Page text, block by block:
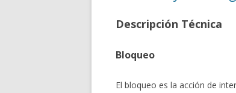
Descripción Técnica
Bloqueo
El bloqueo es la acción de